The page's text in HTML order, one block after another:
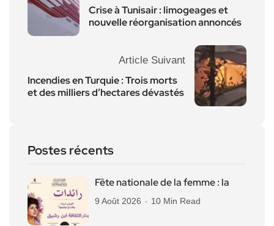
Crise à Tunisair : limogeages et
nouvelle réorganisation annoncés
Article Suivant
Incendies en Turquie : Trois morts
et des milliers d’hectares dévastés
Postes récents
Fête nationale de la femme : la
9 Août 2026 10 Min Read